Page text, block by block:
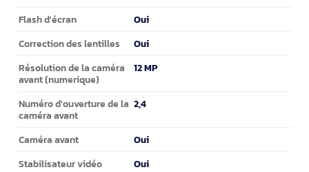
Flash d'écran Oui
Correction des lentilles Oui
Résolution de la caméra
avant (numerique)
12 MP
Numéro d'ouverture de la
caméra avant
2,4
Caméra avant Oui
Stabilisateur vidéo Oui